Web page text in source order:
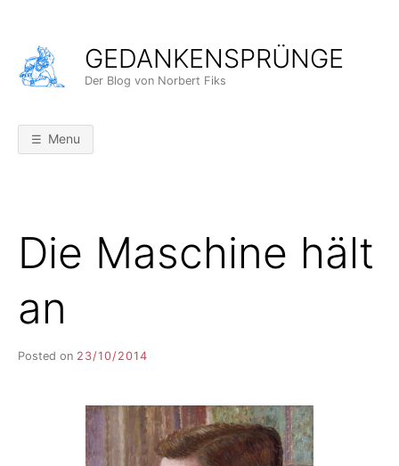
content
GEDANKENSPRÜNGE
Der Blog von Norbert Fiks
Menu
Die Maschine hält
an
Posted on 23/10/2014
I
K
S